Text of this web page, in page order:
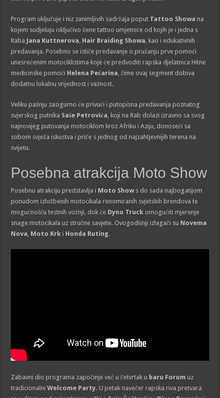
Program uključuje i niz zanimljivih sadržaja poput Tattoo Showa na
kojem sudjeluju isključivo žene tattoo umjetnice od kojih je i jedna s
Raba Jana Kuttnerova, Hair Braiding Showa, kao i edukativnih
predavanja. Posebno se ističe predavanje o pružanju prve pomoći
unesrećenim motociklistima koje će predvoditi rapska djelatnica Hitne
medicinske pomoći Helena Pećarina, čime ovaj segment dobiva
dodatnu lokalnu vrijednost i važnost.
Veliku pažnju zasigurno će privući i putopisna predavanja poznatog
svjerskog putnika Saše Petrovića, koji na Rab dolazi izravno sa svog
najnovijeg putovanja motociklom kroz Afriku i Aziju, donoseći sa
sobom svježa iskustva i priče s jednog od najzahtjevnijih terena na
svijetu.
Posebna atrakcija Moto Show
Posebnu atrakciju predstavlja i Moto Shows do sada najbogatijom
ponudom izložbenih motocikala renomiranih svjetskih brendova te
mogućnošću testnih vožnji, dok će Dyno Truck omogućiti mjerenje
snage motocikala uz stručne savjete. Ovogodišnji izlagači su Novema
Nova, Moto Krk i Honda Ruting.
Zabavni dio programa započinje već u četvrtak u baru Forum uz
tradicionalniWelcome Party. U petak navečer rapska riva pretvara